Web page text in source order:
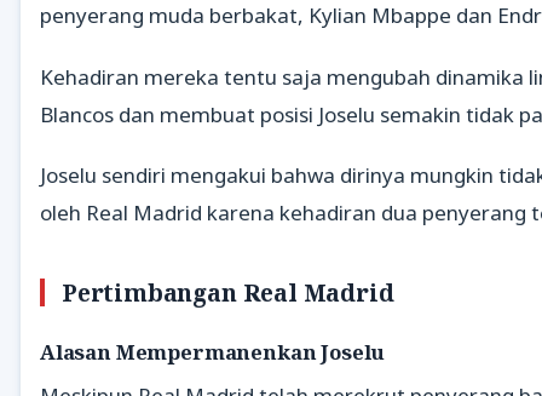
penyerang muda berbakat, Kylian Mbappe dan
Kehadiran mereka tentu saja mengubah dinamika
Blancos dan membuat posisi Joselu semakin tidak
Joselu sendiri mengakui bahwa dirinya mungkin
oleh Real Madrid karena kehadiran dua penyerang
Pertimbangan Real Madrid
Alasan Mempermanenkan Joselu